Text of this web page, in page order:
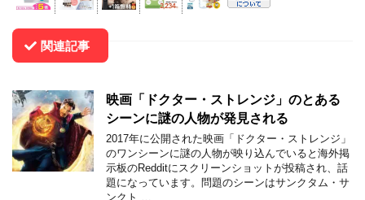
関連記事
映画「ドクター・ストレンジ」のとある
シーンに謎の人物が発見される
2017年に公開された映画「ドクター・ストレンジ」
のワンシーンに謎の人物が映り込んでいると海外掲
示板のRedditにスクリーンショットが投稿され、話
題になっています。問題のシーンはサンクタム・サ
ンクト …